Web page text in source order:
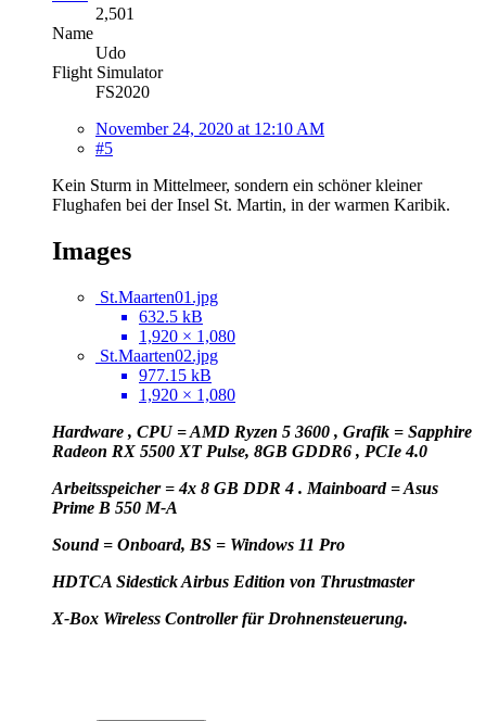
2,501
Name
Udo
Flight Simulator
FS2020
November 24, 2020 at 12:10 AM
#5
Kein Sturm in Mittelmeer, sondern ein schöner kleiner
Flughafen bei der Insel St. Martin, in der warmen Karibik.
Images
St.Maarten01.jpg
632.5 kB
1,920 × 1,080
St.Maarten02.jpg
977.15 kB
1,920 × 1,080
Hardware , CPU = AMD Ryzen 5 3600 , Grafik = Sapphire
Radeon RX 5500 XT Pulse, 8GB GDDR6 , PCIe 4.0
Arbeitsspeicher = 4x 8 GB DDR 4 . Mainboard = Asus
Prime B 550 M-A
Sound = Onboard, BS = Windows 11 Pro
HDTCA Sidestick Airbus Edition von Thrustmaster
X-Box Wireless Controller für Drohnensteuerung.